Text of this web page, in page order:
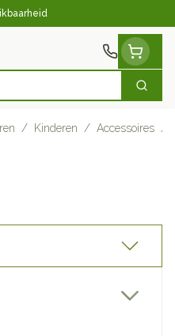
Zoek
/ Kinderen / Accessoires /